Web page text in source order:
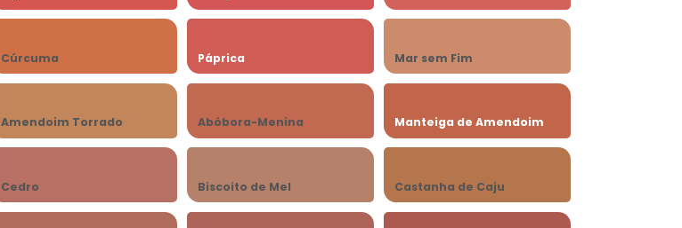
Cúrcuma Páprica Mar sem Fim
Amendoim Torrado Abóbora-Menina Manteiga de Amendoim
Cedro Biscoito de Mel Castanha de Caju